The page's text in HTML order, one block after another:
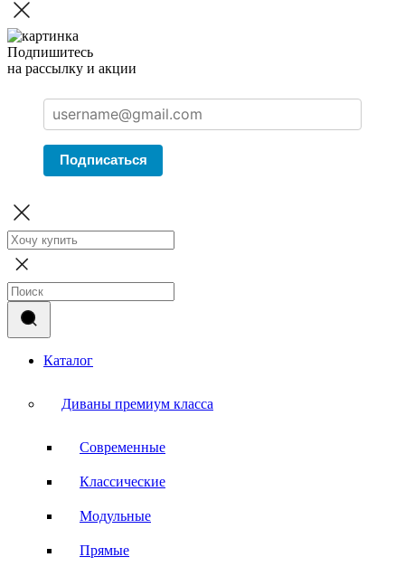
Подпишитесь
на рассылку и акции
Подписаться
Каталог
Диваны премиум класса
Современные
Классические
Модульные
Прямые